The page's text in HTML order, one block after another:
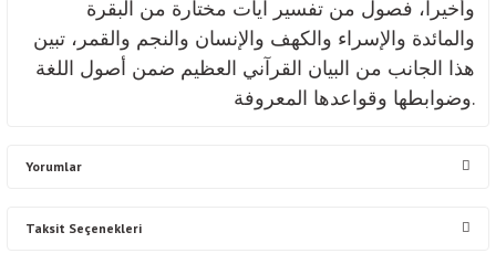
وأخيراً، فصول من تفسير آيات مختارة من البقرة
والمائدة والإسراء والكهف والإنسان والنجم والقمر، تبين
هذا الجانب من البيان القرآني العظيم ضمن أصول اللغة
وضوابطها وقواعدها المعروفة.
Yorumlar
Taksit Seçenekleri